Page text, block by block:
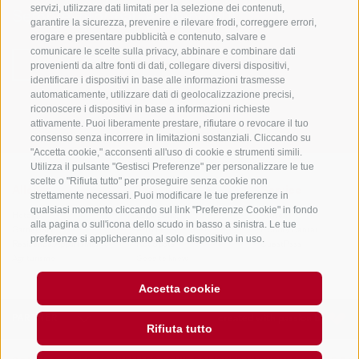
servizi, utilizzare dati limitati per la selezione dei contenuti,
garantire la sicurezza, prevenire e rilevare frodi, correggere errori,
erogare e presentare pubblicità e contenuto, salvare e
comunicare le scelte sulla privacy, abbinare e combinare dati
provenienti da altre fonti di dati, collegare diversi dispositivi,
identificare i dispositivi in base alle informazioni trasmesse
automaticamente, utilizzare dati di geolocalizzazione precisi,
riconoscere i dispositivi in base a informazioni richieste
attivamente. Puoi liberamente prestare, rifiutare o revocare il tuo
consenso senza incorrere in limitazioni sostanziali. Cliccando su
"Accetta cookie," acconsenti all'uso di cookie e strumenti simili.
Utilizza il pulsante "Gestisci Preferenze" per personalizzare le tue
scelte o "Rifiuta tutto" per proseguire senza cookie non
strettamente necessari. Puoi modificare le tue preferenze in
qualsiasi momento cliccando sul link "Preferenze Cookie" in fondo
alla pagina o sull'icona dello scudo in basso a sinistra. Le tue
preferenze si applicheranno al solo dispositivo in uso.
Accetta cookie
Rifiuta tutto
Sempre informati e aggiornati!
NEWSLETTER
Alloggi
Hotel
Garni/B&B
Residence/Appartamento
Temi
La Regione
Attività
Hot Spots
Service
Arrivo
Mobility Center
GuestPass
PARTNER created with passion by